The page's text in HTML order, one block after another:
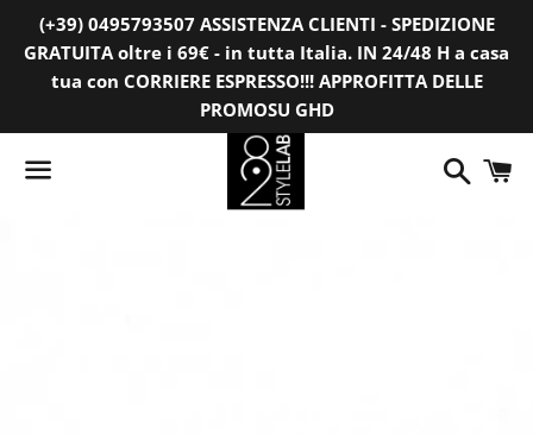
(+39) 0495793507 ASSISTENZA CLIENTI - SPEDIZIONE
GRATUITA oltre i 69€ - in tutta Italia. IN 24/48 H a casa
tua con CORRIERE ESPRESSO!!! APPROFITTA DELLE
PROMOSU GHD
Cerca